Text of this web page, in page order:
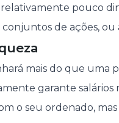
pouco
conjuntos de ações, ou
mais do que uma
garante salários
o seu ordenado, mas